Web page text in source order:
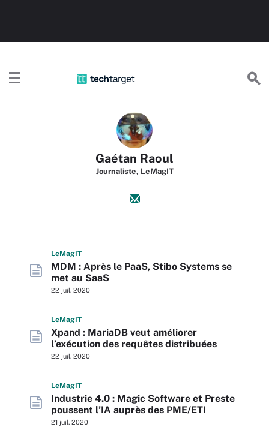
Gaétan Raoul
Journaliste, LeMagIT
LeMagIT
MDM : Après le PaaS, Stibo Systems se
met au SaaS
22 juil. 2020
LeMagIT
Xpand : MariaDB veut améliorer
l’exécution des requêtes distribuées
22 juil. 2020
LeMagIT
Industrie 4.0 : Magic Software et Preste
poussent l’IA auprès des PME/ETI
21 juil. 2020